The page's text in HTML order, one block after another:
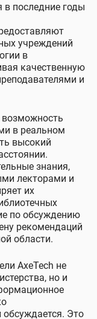
в последние годы
учреждений
в
качественную
и
в реальном
высокий
знания,
лекторами и
их
по обсуждению
рекомендаций
области.
AxeTech не
но и
обсуждается. Это